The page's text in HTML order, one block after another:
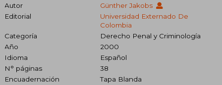
Autor
Günther Jakobs
Editorial
Universidad Externado De
Colombia
Categoría
Derecho Penal y Criminología
Año
2000
Idioma
Español
N° páginas
38
Encuadernación
Tapa Blanda